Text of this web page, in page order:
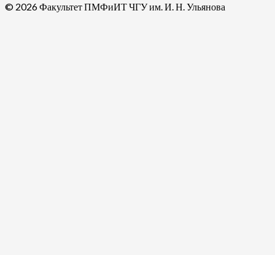
© 2026 Факультет ПМФиИТ ЧГУ им. И. Н. Ульянова